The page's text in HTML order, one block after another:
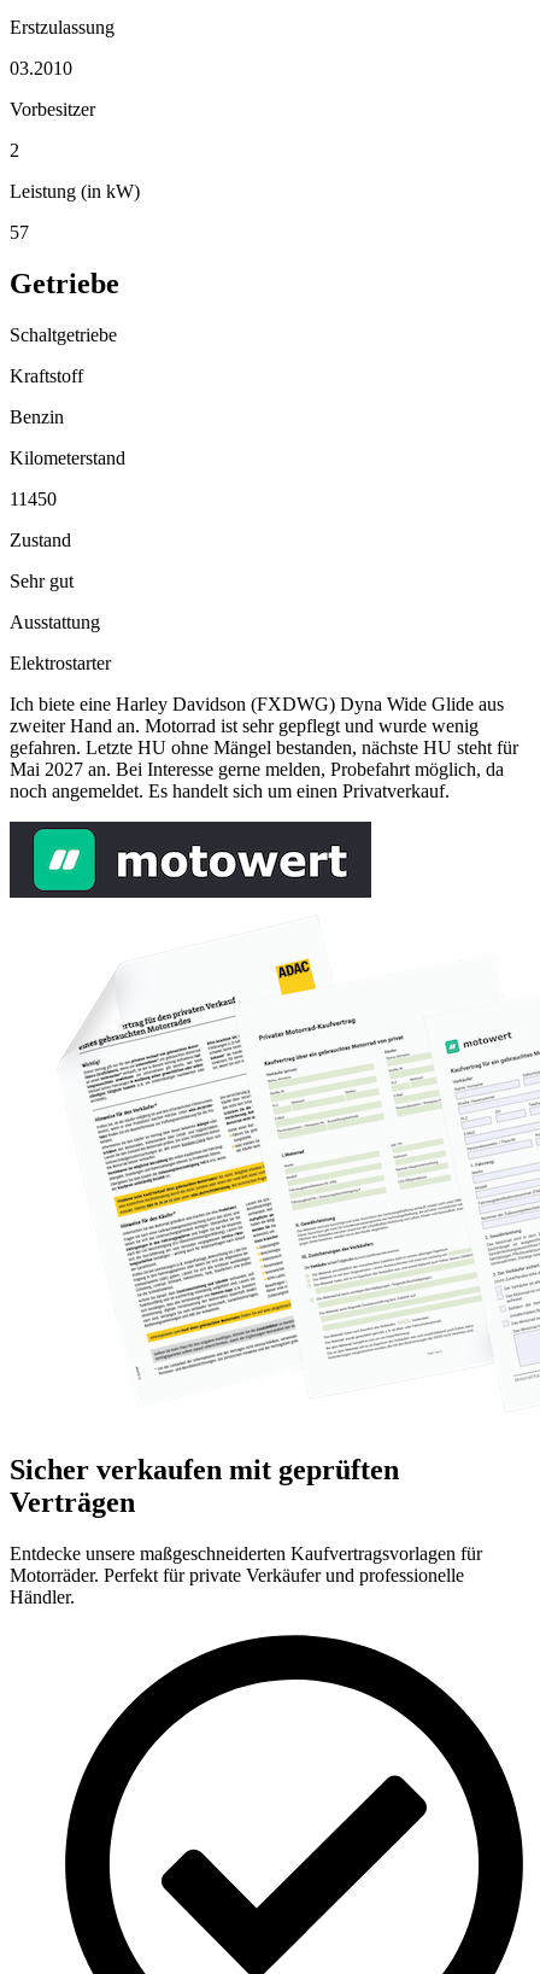
Erstzulassung
03.2010
Vorbesitzer
2
Leistung (in kW)
57
Getriebe
Schaltgetriebe
Kraftstoff
Benzin
Kilometerstand
11450
Zustand
Sehr gut
Ausstattung
Elektrostarter
Ich biete eine Harley Davidson (FXDWG) Dyna Wide Glide aus
zweiter Hand an. Motorrad ist sehr gepflegt und wurde wenig
gefahren. Letzte HU ohne Mängel bestanden, nächste HU steht für
Mai 2027 an. Bei Interesse gerne melden, Probefahrt möglich, da
noch angemeldet. Es handelt sich um einen Privatverkauf.
Sicher verkaufen mit geprüften
Verträgen
Entdecke unsere maßgeschneiderten Kaufvertragsvorlagen für
Motorräder. Perfekt für private Verkäufer und professionelle
Händler.